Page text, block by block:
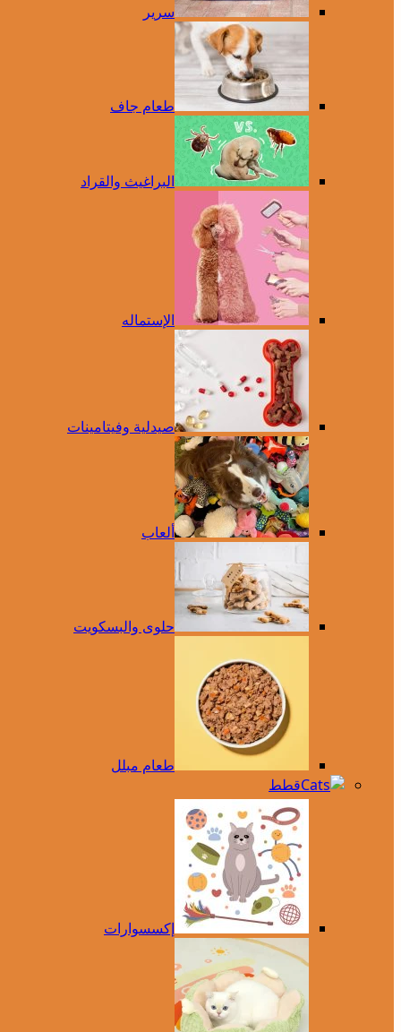
سرير
طعام جاف
البراغيث والقراد
الإستماله
صيدلية وفيتامينات
ألعاب
حلوى والبسكويت
طعام مبلل
قطط
إكسسوارات